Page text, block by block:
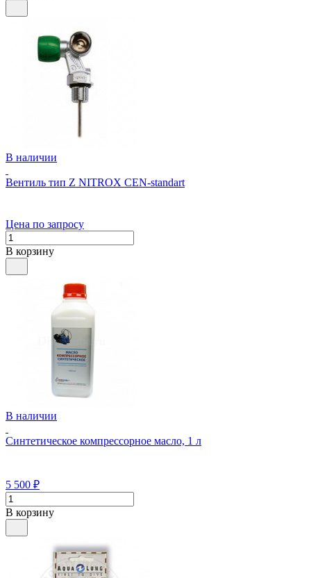
В наличии
Вентиль тип Z NITROX CEN-standart
Цена по запросу
В корзину
В наличии
Синтетическое компрессорное масло, 1 л
5 500 ₽
В корзину